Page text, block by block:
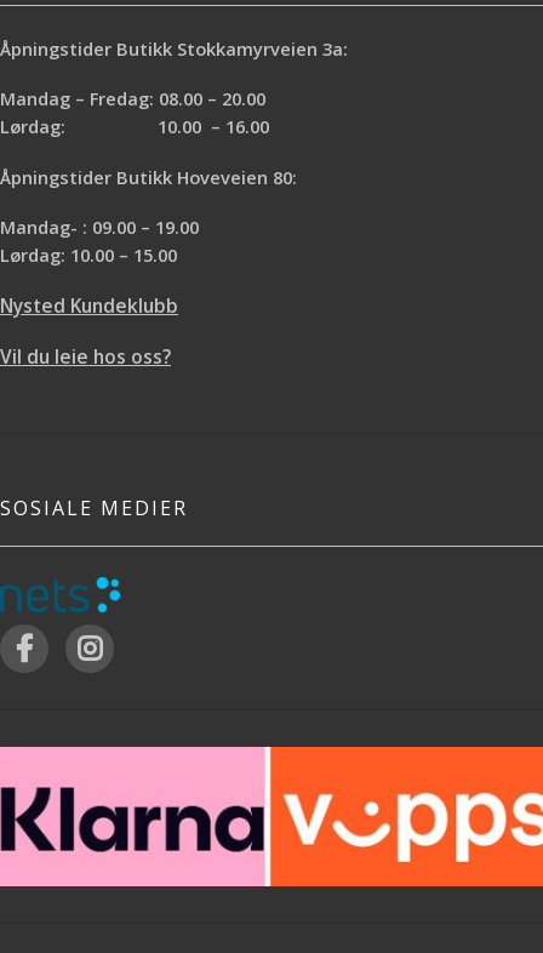
Åpningstider Butikk Stokkamyrveien 3a:
Mandag – Fredag: 08.00 – 20.00
Lørdag: 10.00 – 16.00
Åpningstider Butikk Hoveveien 80:
Mandag- : 09.00 – 19.00
Lørdag: 10.00 – 15.00
Nysted Kundeklubb
Vil du leie hos oss?
SOSIALE MEDIER